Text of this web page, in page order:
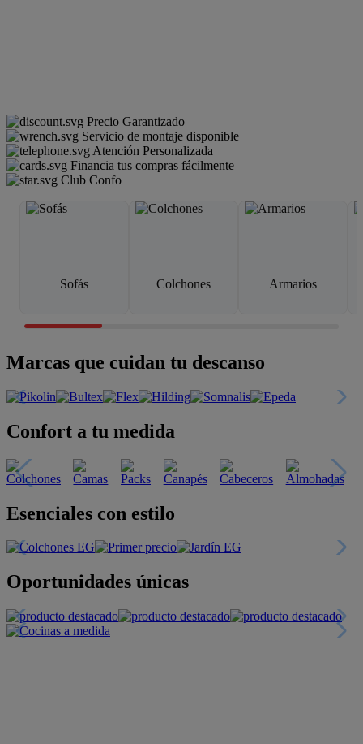
Precio Garantizado
Servicio de montaje disponible
Atención Personalizada
Financia tus compras fácilmente
Club Confo
Sofás Colchones Armarios
Marcas que cuidan tu descanso
Confort a tu medida
Esenciales con estilo
Oportunidades únicas